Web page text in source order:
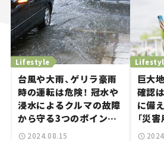
Lifestyle
台風や大雨、ゲリラ豪雨
時の運転は危険！ 冠水や
浸水によるクルマの故障
から守る3つのポイント
を解説。【クルマと防災】
2024.08.15
巨大
確認
に備
「災
ル